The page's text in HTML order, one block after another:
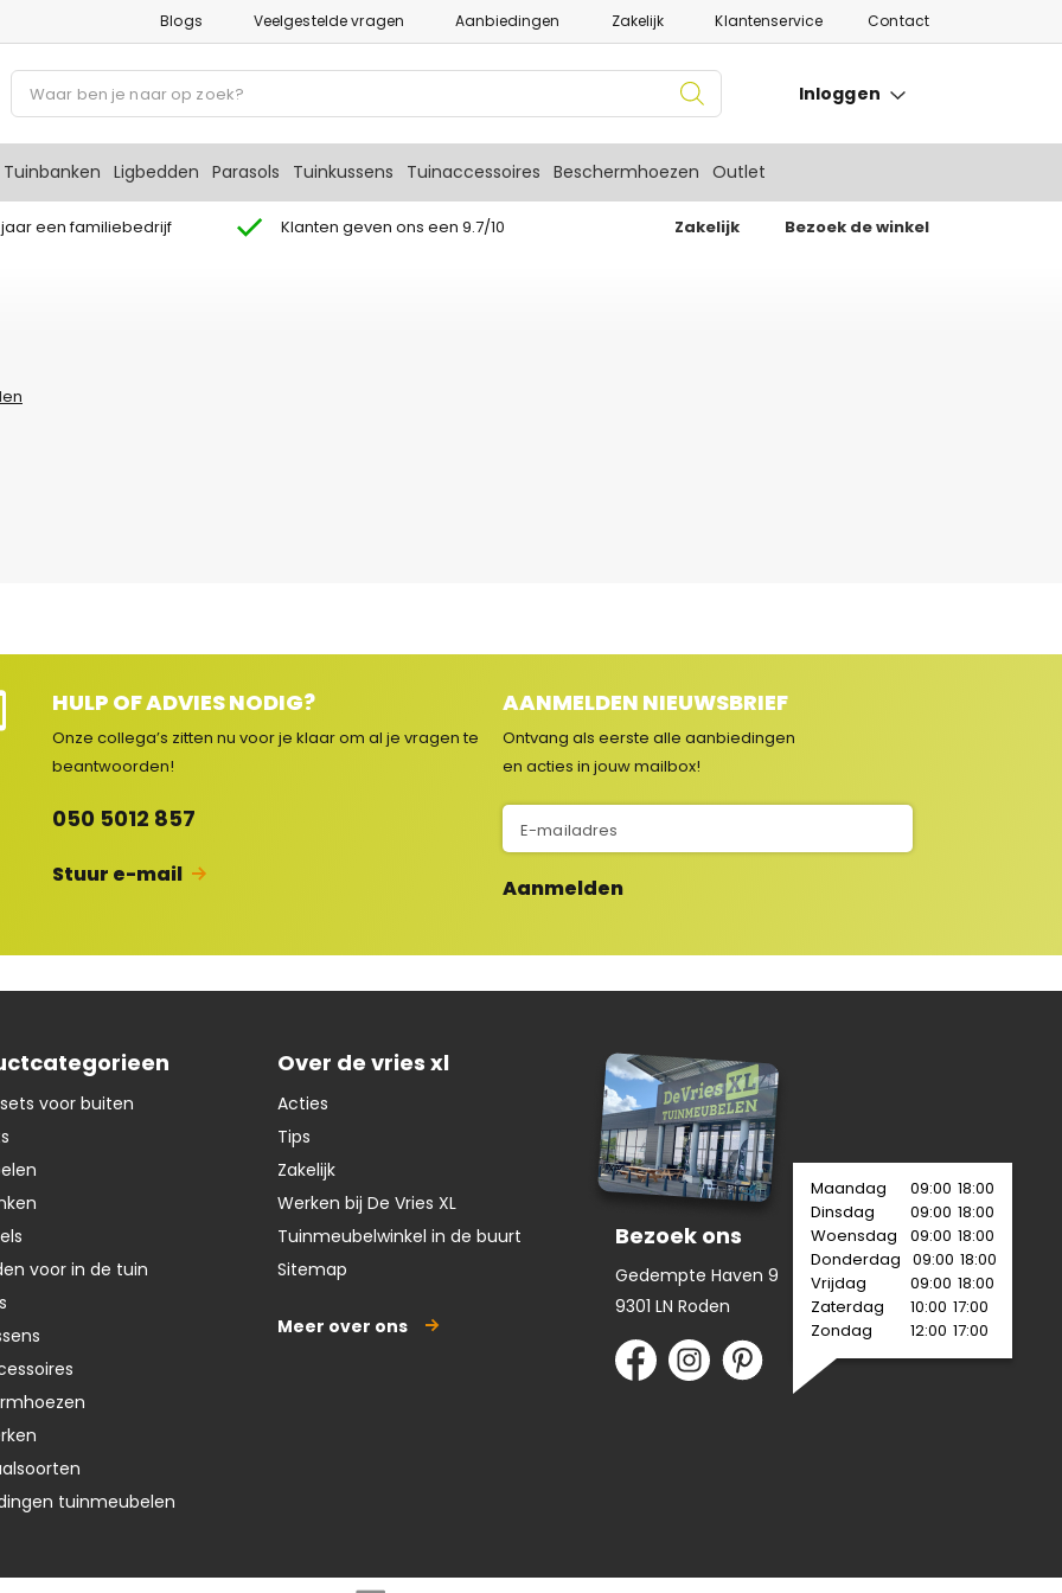
Blogs Veelgestelde vragen Aanbiedingen Zakelijk Klantenservice Contact
r
o
d
u
c
e
Inloggen
Tuinbanken Ligbedden Parasols Tuinkussens Tuinaccessoires Beschermhoezen Outlet
jaar een familiebedrijf Klanten geven ons een 9.7/10 Zakelijk Bezoek de winkel
HULP OF ADVIES NODIG?
Onze collega’s zitten nu voor je klaar om al je vragen te
beantwoorden!
050 5012 857
Stuur e-mail
AANMELDEN NIEUWSBRIEF
Ontvang als eerste alle aanbiedingen
en acties in jouw mailbox!
N
i
e
u
s
b
Aanmelden
voor buiten
voor in de tuin
tuinmeubelen
Over de vries xl
Acties
Tips
Zakelijk
Werken bij De Vries XL
Tuinmeubelwinkel in de buurt
Sitemap
Meer over ons
Bezoek ons
Gedempte Haven 9
9301 LN Roden
Maandag 09:00 18:00
Dinsdag
09:00 18:00
Woensdag
09:00 18:00
Donderdag 09:00 18:00
Vrijdag
09:00 18:00
Zaterdag
10:00 17:00
Zondag
12:00 17:00